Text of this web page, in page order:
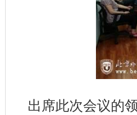
出席此次会议的